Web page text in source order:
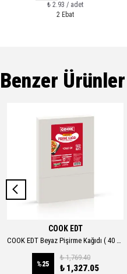
₺ 2.93 / adet
2 Ebat
Benzer Ürünler
COOK EDT
COOK EDT Beyaz Pişirme Kağıdı ( 40 CM. X 60 CM. ) 500 Yaprak
%25
₺ 1,769.40
₺ 1,327.05